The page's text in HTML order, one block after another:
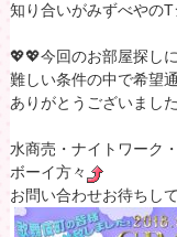
知り合いがみずべやのT
💖💖今回のお部屋探し
難しい条件の中で希望
ありがとうございました
水商売・ナイトワーク
ボーイ方々
お問い合わせお待ちし